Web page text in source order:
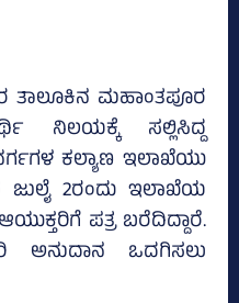
ತಾಲೂಕಿನ ಮಹಾಂತಪೂರ
ನಿಲಯಕ್ಕೆ ಸಲ್ಲಿಸಿದ್ದ
ಕಲ್ಯಾಣ ಇಲಾಖೆಯು
ಜುಲೈ 2ರಂದು ಇಲಾಖೆಯ
ಪತ್ರ ಬರೆದಿದ್ದಾರೆ.
ಅನುದಾನ ಒದಗಿಸಲು